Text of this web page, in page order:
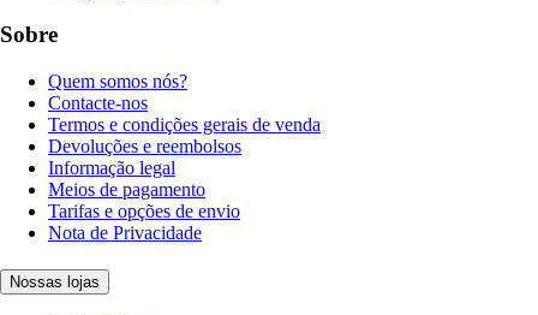
Sobre
Quem somos nós?
Contacte-nos
Termos e condições gerais de venda
Devoluções e reembolsos
Informação legal
Meios de pagamento
Tarifas e opções de envio
Nota de Privacidade
Nossas lojas